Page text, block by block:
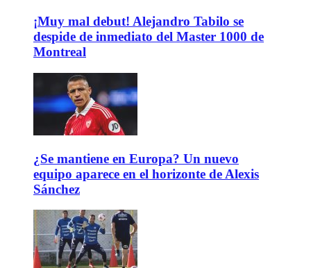
¡Muy mal debut! Alejandro Tabilo se
despide de inmediato del Master 1000 de
Montreal
¿Se mantiene en Europa? Un nuevo
equipo aparece en el horizonte de Alexis
Sánchez